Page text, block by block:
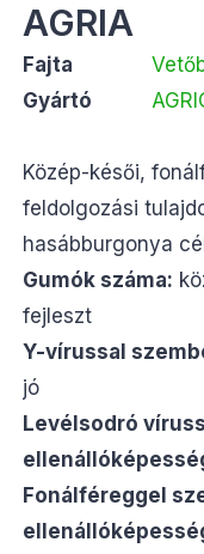
AGRIA
Fajta
Gyártó
Közép-késői,
feldolgozási
hasábburgonya
Gumók száma:
fejleszt
Y-vírussal
jó
Levélsodró
Fonálféreggel